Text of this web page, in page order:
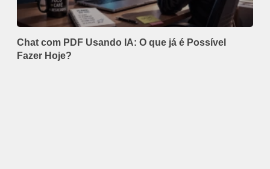
Chat com PDF Usando IA: O que já é Possível
Fazer Hoje?